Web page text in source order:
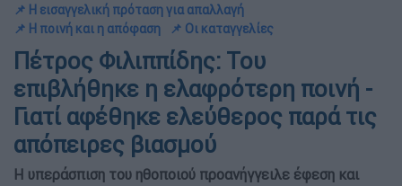
📌 Η εισαγγελική πρόταση για απαλλαγή
📌 Η ποινή και η απόφαση
📌 Οι καταγγελίες
Πέτρος Φιλιππίδης: Του
επιβλήθηκε η ελαφρότερη ποινή -
Γιατί αφέθηκε ελεύθερος παρά τις
απόπειρες βιασμού
Η υπεράσπιση του ηθοποιού προανήγγειλε έφεση και